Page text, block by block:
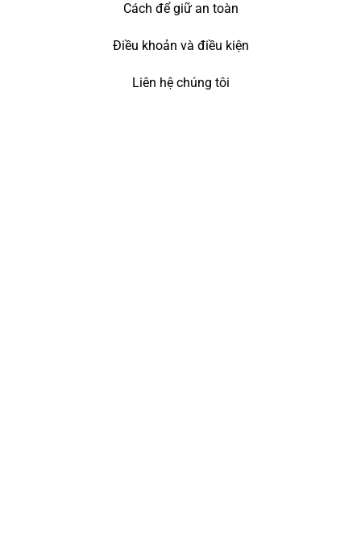
Cách để giữ an toàn
Điều khoản và điều kiện
Liên hệ chúng tôi